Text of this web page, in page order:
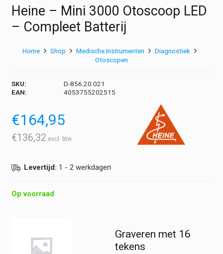
Heine – Mini 3000 Otoscoop LED
– Compleet Batterij
Home Shop Medische Instrumenten
Diagnostiek
Otoscopen
SKU:
D-856.20.021
EAN:
4053755202515
€164,95
€136,32
Levertijd: 1 - 2 werkdagen
Op voorraad
Graveren met 16
tekens